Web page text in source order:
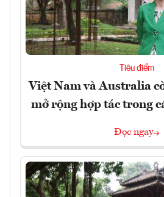
Tiêu điểm
Việt Nam và Australia
mở rộng hợp tác trong
Đọc ngay